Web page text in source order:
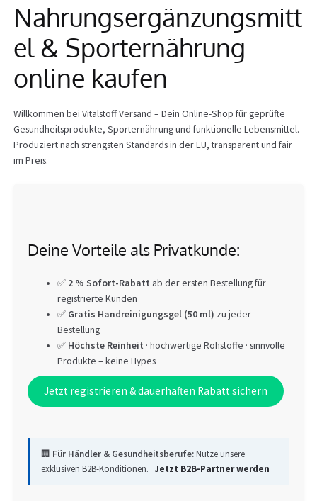
Info
Nahrungsergänzungsmitt
el & Sporternährung
online kaufen
Willkommen bei Vitalstoff Versand – Dein Online-Shop für geprüfte
Gesundheitsprodukte, Sporternährung und funktionelle Lebensmittel.
Produziert nach strengsten Standards in der EU, transparent und fair
im Preis.
Deine Vorteile als Privatkunde:
✅ 2 % Sofort-Rabatt ab der ersten Bestellung für
registrierte Kunden
✅ Gratis Handreinigungsgel (50 ml) zu jeder
Bestellung
✅ Höchste Reinheit · hochwertige Rohstoffe · sinnvolle
Produkte – keine Hypes
Jetzt registrieren & dauerhaften Rabatt sichern
🏢 Für Händler & Gesundheitsberufe:Nutze unsere
exklusiven B2B-Konditionen. Jetzt B2B-Partner werden